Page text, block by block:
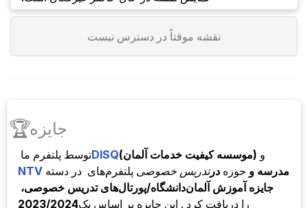
نقشه موقتاً در دسترس نیست
🏆جایزه
پلتفرم ما توسطDISQ(موسسه کیفیت خدمات آلمان) و
NTV در دسته پلتفرم‌های تدریس خصوصیدر حوزه مدرسه و
دانشگاه/پورتال‌های تدریس خصوصی،جایزه آموزش آلمان
2023/2024را دریافت کرد . این جایزه بر اساس یک